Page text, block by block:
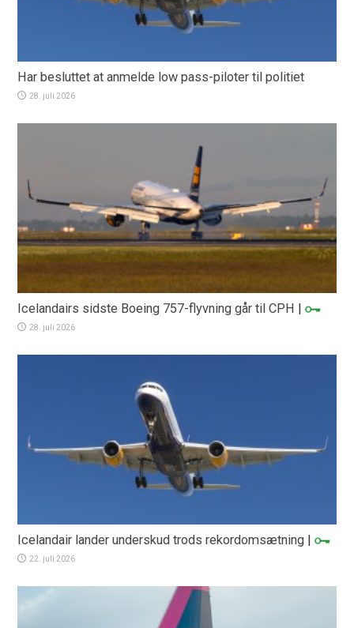
Har besluttet at anmelde low pass-piloter til politiet
28. juli 2026
Icelandairs sidste Boeing 757-flyvning går til CPH |
28. juli 2026
Icelandair lander underskud trods rekordomsætning |
22. juli 2026